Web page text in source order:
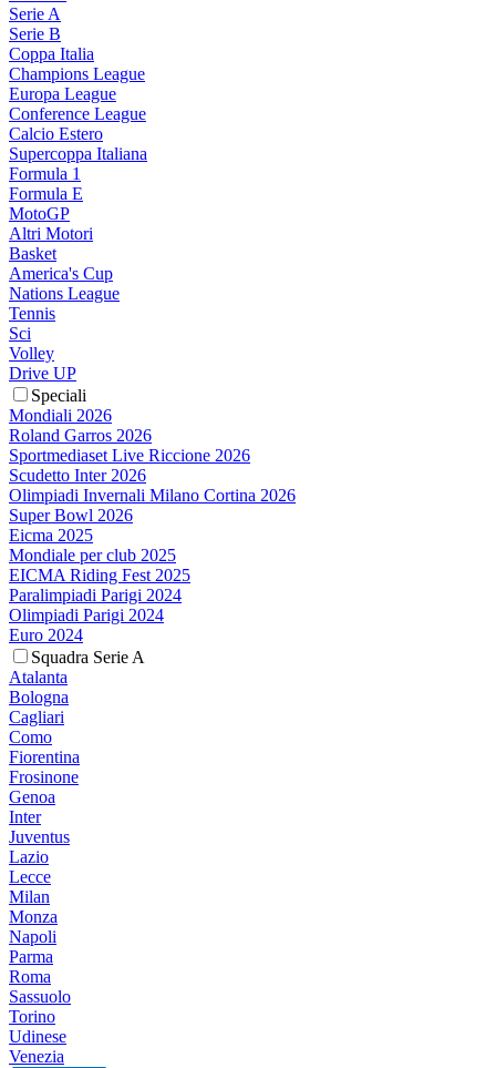
Serie A
Serie B
Coppa Italia
Champions League
Europa League
Conference League
Calcio Estero
Supercoppa Italiana
Formula 1
Formula E
MotoGP
Altri Motori
Basket
America's Cup
Nations League
Tennis
Sci
Volley
Drive UP
Speciali
Mondiali 2026
Roland Garros 2026
Sportmediaset Live Riccione 2026
Scudetto Inter 2026
Olimpiadi Invernali Milano Cortina 2026
Super Bowl 2026
Eicma 2025
Mondiale per club 2025
EICMA Riding Fest 2025
Paralimpiadi Parigi 2024
Olimpiadi Parigi 2024
Euro 2024
Squadra Serie A
Atalanta
Bologna
Cagliari
Como
Fiorentina
Frosinone
Genoa
Inter
Juventus
Lazio
Lecce
Milan
Monza
Napoli
Parma
Roma
Sassuolo
Torino
Udinese
Venezia